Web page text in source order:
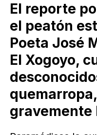
El reporte
el peatón
Poeta José
El Xogoyo,
gravemente